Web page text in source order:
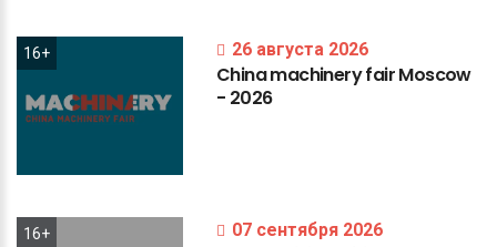
16+ 26 августа 2026
ChinamachineryfairMoscow
- 2026
16+ 07 сентября 2026